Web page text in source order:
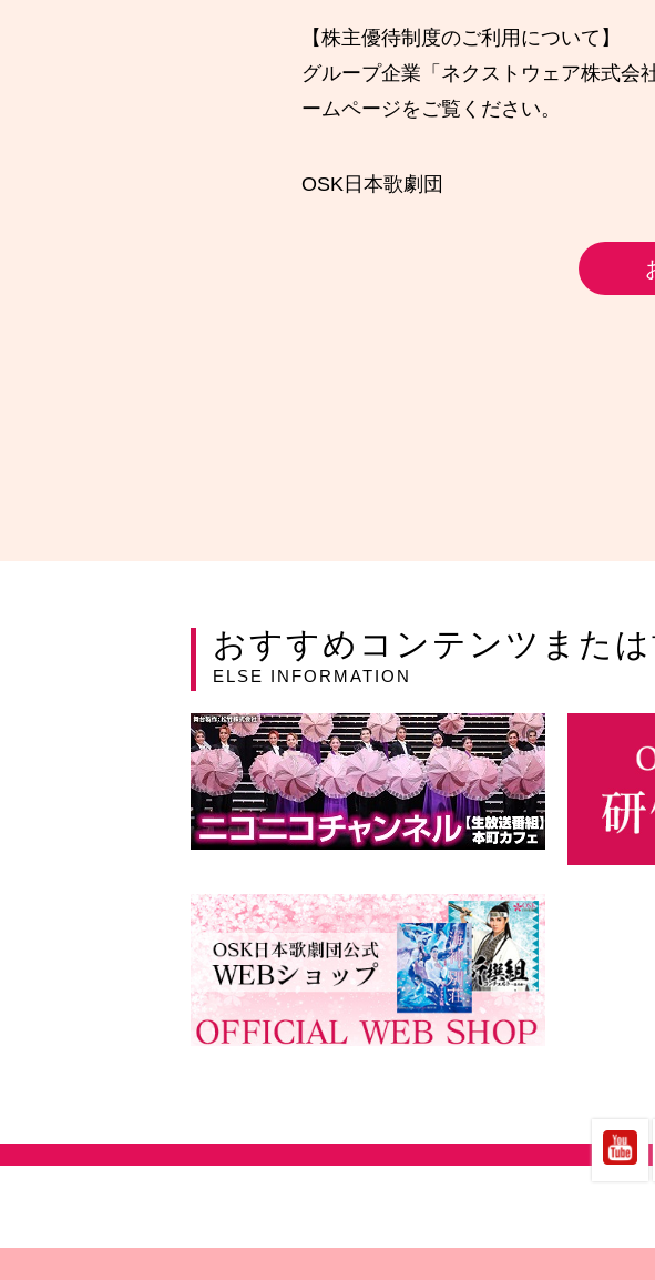
【株主優待制度のご利用について】
グループ企業「ネクストウェア株式会
ームページをご覧ください。
OSK日本歌劇団
おすすめコンテンツまた
ELSE INFORMATION